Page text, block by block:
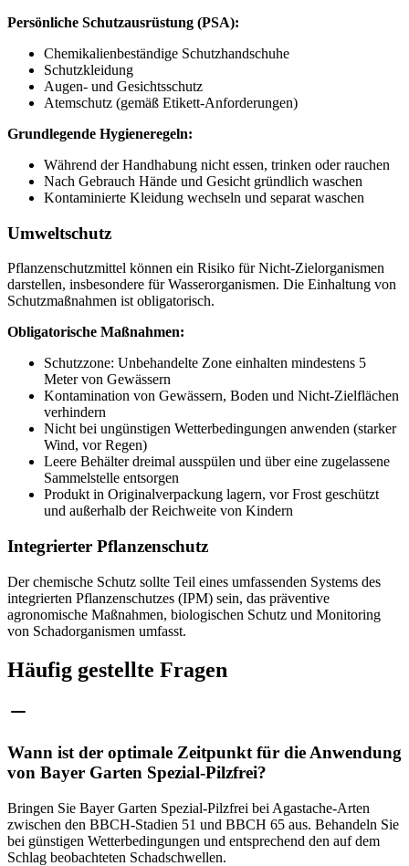
Persönliche Schutzausrüstung (PSA):
Chemikalienbeständige Schutzhandschuhe
Schutzkleidung
Augen- und Gesichtsschutz
Atemschutz (gemäß Etikett-Anforderungen)
Grundlegende Hygieneregeln:
Während der Handhabung nicht essen, trinken oder rauchen
Nach Gebrauch Hände und Gesicht gründlich waschen
Kontaminierte Kleidung wechseln und separat waschen
Umweltschutz
Pflanzenschutzmittel können ein Risiko für Nicht-Zielorganismen
darstellen, insbesondere für Wasserorganismen. Die Einhaltung von
Schutzmaßnahmen ist obligatorisch.
Obligatorische Maßnahmen:
Schutzzone: Unbehandelte Zone einhalten mindestens 5
Meter von Gewässern
Kontamination von Gewässern, Boden und Nicht-Zielflächen
verhindern
Nicht bei ungünstigen Wetterbedingungen anwenden (starker
Wind, vor Regen)
Leere Behälter dreimal ausspülen und über eine zugelassene
Sammelstelle entsorgen
Produkt in Originalverpackung lagern, vor Frost geschützt
und außerhalb der Reichweite von Kindern
Integrierter Pflanzenschutz
Der chemische Schutz sollte Teil eines umfassenden Systems des
integrierten Pflanzenschutzes (IPM) sein, das präventive
agronomische Maßnahmen, biologischen Schutz und Monitoring
von Schadorganismen umfasst.
Häufig gestellte Fragen
Wann ist der optimale Zeitpunkt für die Anwendung
von Bayer Garten Spezial-Pilzfrei?
Bringen Sie Bayer Garten Spezial-Pilzfrei bei Agastache-Arten
zwischen den BBCH-Stadien 51 und BBCH 65 aus. Behandeln Sie
bei günstigen Wetterbedingungen und entsprechend den auf dem
Schlag beobachteten Schadschwellen.